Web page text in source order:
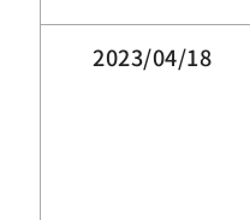
2023/04/18